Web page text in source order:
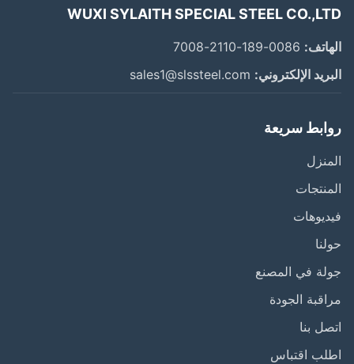
WUXI SYLAITH SPECIAL STEEL
0086-189-2110-7008
الإلكتروني: sales1@slssteel.com
سريعة
في المصنع
الجودة
بنا
اقتباس